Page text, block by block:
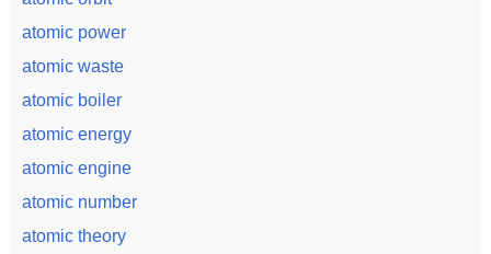
atomic power
atomic waste
atomic boiler
atomic energy
atomic engine
atomic number
atomic theory